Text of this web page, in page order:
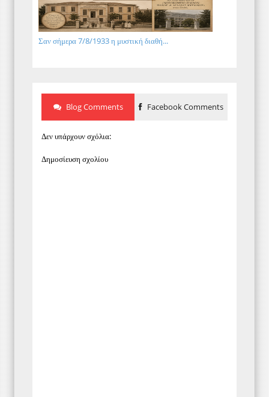
Σαν σήμερα 7/8/1933 η μυστική διαθή...
Blog Comments Facebook Comments
Δεν υπάρχουν σχόλια:
Δημοσίευση σχολίου